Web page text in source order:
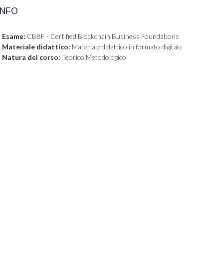
INFO
Esame: CBBF - Certified Blockchain Business Foundations
Materiale didattico: Materiale didattico in formato digitale
Natura del corso: Teorico Metodologico